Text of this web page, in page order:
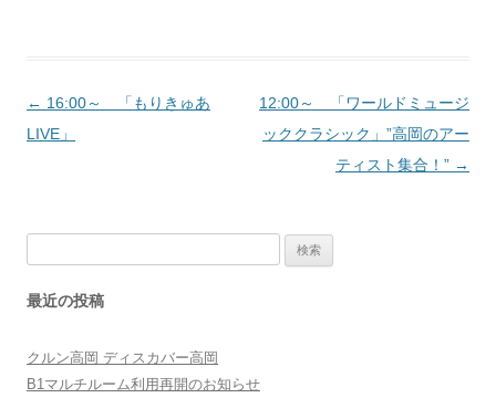
投
稿
ン
← 16:00～ 「もりきゅあ
LIVE」
12:00～ 「ワールドミュージ
ッククラシック」”高岡のアー
ティスト集合！” →
最近の投稿
クルン高岡 ディスカバー高岡
B1マルチルーム利用再開のお知らせ